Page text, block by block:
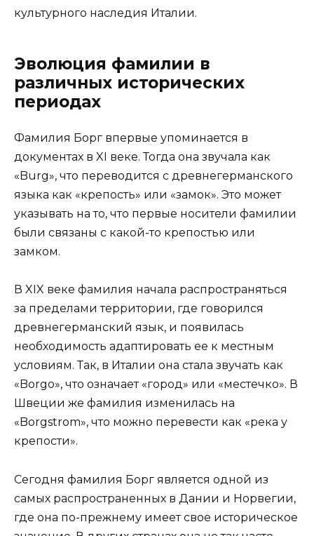
культурного наследия Италии.
Эволюция фамилии в
различных исторических
периодах
Фамилия Борг впервые упоминается в
документах в XI веке. Тогда она звучала как
«Burg», что переводится с древнегерманского
языка как «крепость» или «замок». Это может
указывать на то, что первые носители фамилии
были связаны с какой-то крепостью или
замком.
В XIX веке фамилия начала распространяться
за пределами территории, где говорился
древнегерманский язык, и появилась
необходимость адаптировать ее к местным
условиям. Так, в Италии она стала звучать как
«Borgo», что означает «город» или «местечко». В
Швеции же фамилия изменилась на
«Borgstrom», что можно перевести как «река у
крепости».
Сегодня фамилия Борг является одной из
самых распространенных в Дании и Норвегии,
где она по-прежнему имеет свое историческое